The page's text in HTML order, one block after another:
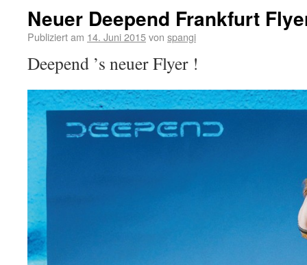
Neuer Deepend Frankfurt
Publiziert am 14. Juni 2015von spangi
Deepend ’s neuer Flyer !